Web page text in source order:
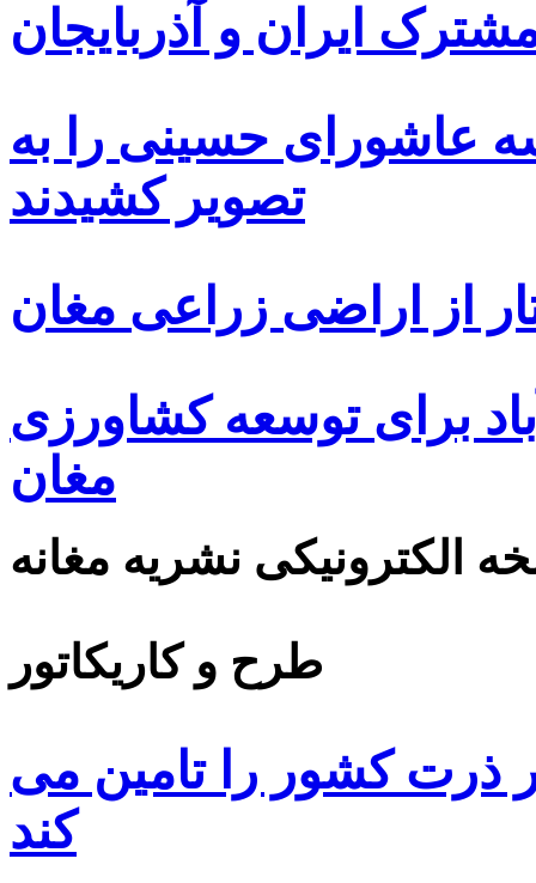
ایران و آذربایجان
عاشورای حسینی را به
تصویر کشیدند
از اراضی زراعی مغان
برای توسعه کشاورزی
مغان
الکترونیکی نشریه مغانه
طرح و کاریکاتور
۸۵ درصد بذر ذرت کشور را تامین می
کند